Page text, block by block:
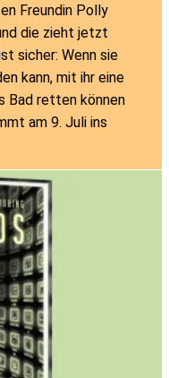
Freundin Polly
die zieht jetzt
sicher: Wenn sie
kann, mit ihr eine
Bad retten können
am 9. Juli ins